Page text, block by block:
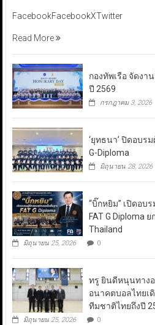
FacebookFacebookXTwitter
Read More
กองทัพเรือ จัดงา
ปี 2569
กรกฎาคม 3, 2026
‘ยุทธนา’ ปิดอบร
G-Diploma
มิถุนายน 28, 2026
“บิ๊กหยิม” เปิดอ
FAT G Diploma
Thailand
มิถุนายน 25, 2026 0
ทรู ยินดีหนุนทาง
อนาคตบอลไทยเ
ทีมชาติไทยถึงปี
มิถุนายน 25, 2026 0